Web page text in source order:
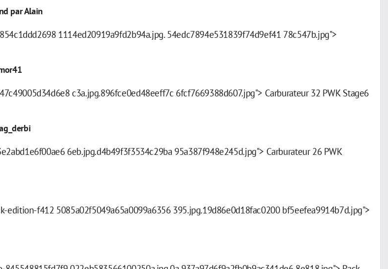
par Alain
1114ed20919a9fd2b94a.jpg. 54edc7894e531839f74d9ef41 78c547b.jpg">
c3a.jpg.896fce0ed48eeff7c 6fcf7669388d607.jpg"> Carburateur 32 PWK Stage6
6eb.jpg.d4b49f3f3534c29ba 95a387f948e245d.jpg"> Carburateur 26 PWK
f412 5085a02f5049a65a0099a6356 395.jpg.19d86e0d18fac0200 bf5eefea9914b7d.jpg">